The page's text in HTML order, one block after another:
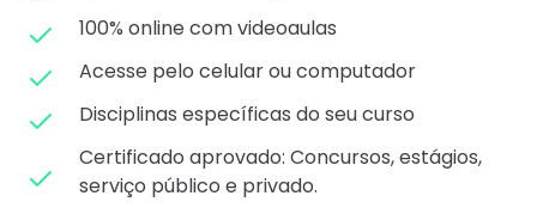
100% online com videoaulas
Acesse pelo celular ou computador
Disciplinas específicas do seu curso
Certificado aprovado: Concursos, estágios,
serviço público e privado.